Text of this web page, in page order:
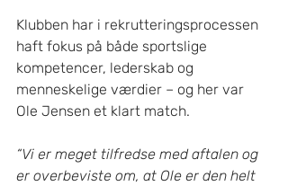
Klubben har i rekrutteringsprocessen
haft fokus på både sportslige
kompetencer, lederskab og
menneskelige værdier – og her var
Ole Jensen et klart match.
“Vi er meget tilfredse med aftalen og
er overbeviste om, at Ole er den helt